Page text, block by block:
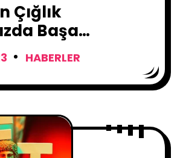
Çığlık
Başa
Don’t Scream
HABERLER